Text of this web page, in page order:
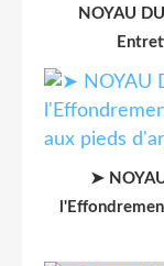
NOYAU
➤